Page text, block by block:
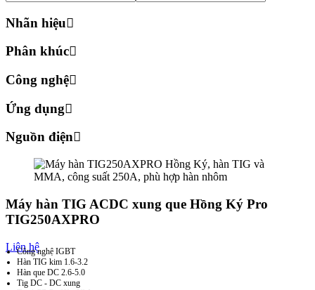
Nhãn hiệu
Phân khúc
Công nghệ
Ứng dụng
Nguồn điện
Máy hàn TIG ACDC xung que Hồng Ký Pro
TIG250AXPRO
Liên hệ
Công nghệ IGBT
Hàn TIG kim 1.6-3.2
Hàn que DC 2.6-5.0
Tig DC - DC xung